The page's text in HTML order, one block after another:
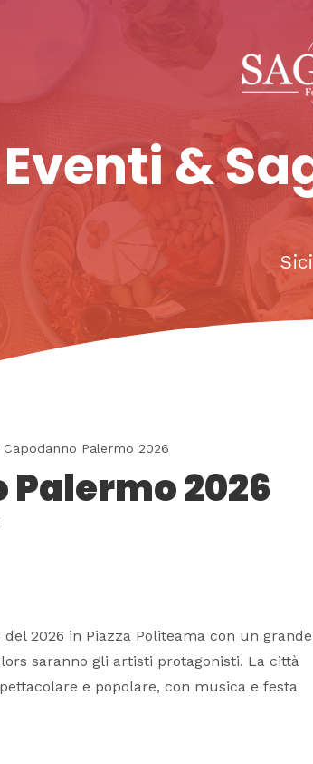
Eventi &
Capodanno Palermo 2026
2026
2026 in Piazza Politeama con un grande
saranno gli artisti protagonisti. La città
e popolare, con musica e festa